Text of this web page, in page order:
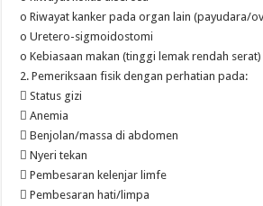
o Riwayat kanker pada organ lain (payudara/
o Uretero-sigmoidostomi
o Kebiasaan makan (tinggi lemak rendah serat)
2. Pemeriksaan fisik dengan perhatian pada:
 Status gizi
 Anemia
 Benjolan/massa di abdomen
 Nyeri tekan
 Pembesaran kelenjar limfe
 Pembesaran hati/limpa